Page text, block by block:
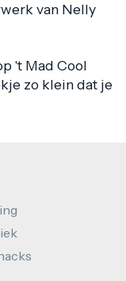
van Nelly
't Mad Cool
zo klein dat je